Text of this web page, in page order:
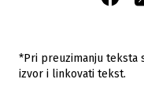
*Pri preuzimanju teksta
izvor i linkovati tekst.